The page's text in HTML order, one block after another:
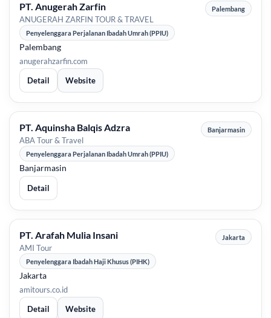
PT. Anugerah Zarfin
ANUGERAH ZARFIN TOUR & TRAVEL
Palembang
Penyelenggara Perjalanan Ibadah Umrah (PPIU)
Palembang
anugerahzarfin.com
Detail
Website
PT. Aquinsha Balqis Adzra
ABA Tour & Travel
Banjarmasin
Penyelenggara Perjalanan Ibadah Umrah (PPIU)
Banjarmasin
Detail
PT. Arafah Mulia Insani
AMI Tour
Jakarta
Penyelenggara Ibadah Haji Khusus (PIHK)
Jakarta
amitours.co.id
Detail
Website